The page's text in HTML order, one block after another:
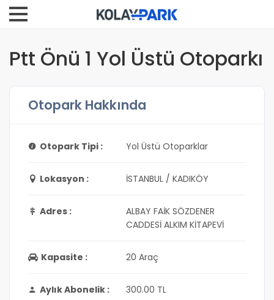
Ptt Önü 1 Yol Üstü Otoparkı
Otopark Hakkında
Otopark Tipi : Yol Üstü Otoparklar
Lokasyon : İSTANBUL / KADIKÖY
Adres :
ALBAY FAİK SÖZDENER
CADDESİ ALKIM KİTAPEVİ
Kapasite : 20 Araç
Aylık Abonelik : 300.00 TL